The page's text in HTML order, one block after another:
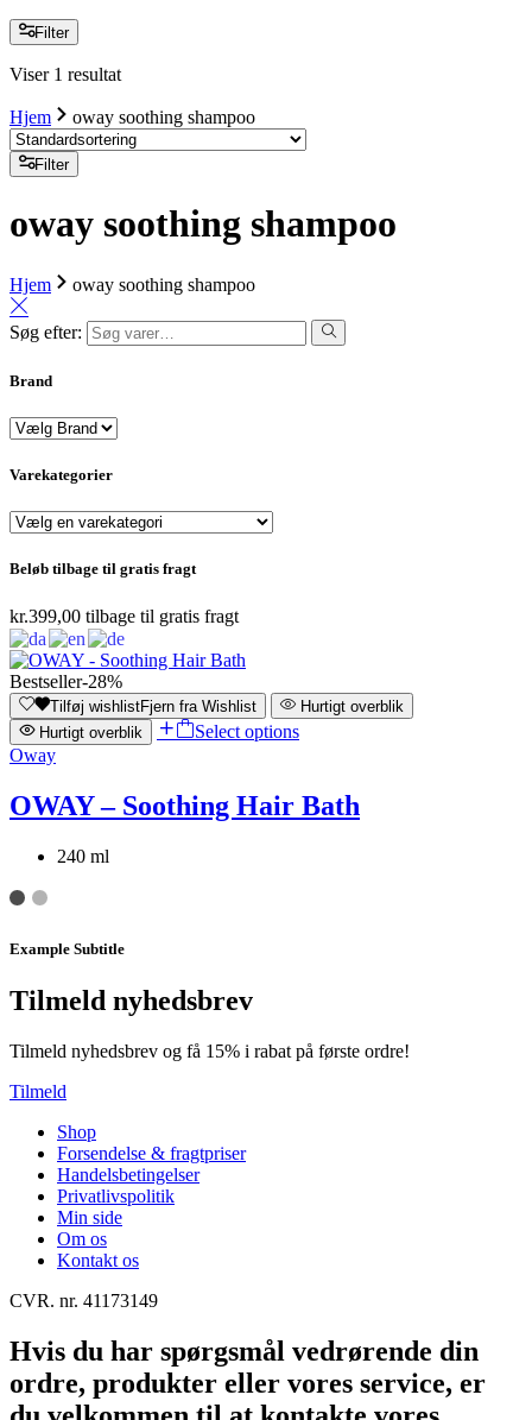
Filter
Viser 1 resultat
Hjem oway soothing shampoo
Filter
oway soothing shampoo
Hjem oway soothing shampoo
Søg efter:
Brand
Varekategorier
Beløb tilbage til gratis fragt
kr.399,00 tilbage til gratis fragt
Bestseller-28%
Tilføj wishlistFjern fra Wishlist
Hurtigt overblik
Hurtigt overblik
Select options
Oway
OWAY – Soothing Hair Bath
240 ml
Example Subtitle
Tilmeld nyhedsbrev
Tilmeld nyhedsbrev og få 15% i rabat på første ordre!
Tilmeld
Shop
Forsendelse & fragtpriser
Handelsbetingelser
Privatlivspolitik
Min side
Om os
Kontakt os
CVR. nr. 41173149
Hvis du har spørgsmål vedrørende din
ordre, produkter eller vores service, er